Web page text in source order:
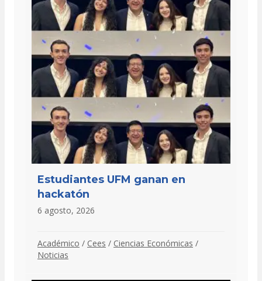
Estudiantes UFM ganan en
hackatón
6 agosto, 2026
Académico / Cees / Ciencias Económicas /
Noticias